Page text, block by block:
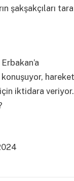
şakşakçıları
konuşuyor,
iktidara